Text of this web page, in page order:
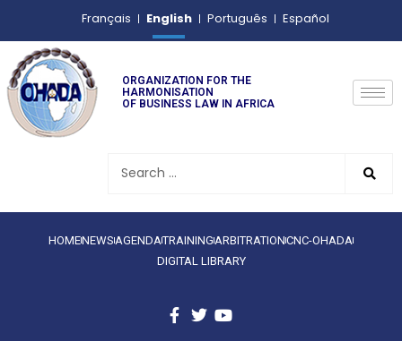
Français English Português Español
ORGANIZATION FOR THE
HARMONISATION
OF BUSINESS LAW IN AFRICA
HOMENEWS AGENDATRAINING ARBITRATIONCNC-OHADA
DIGITAL LIBRARY